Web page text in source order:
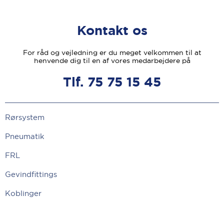
Kontakt os
For råd og vejledning er du meget velkommen til at
henvende dig til en af vores medarbejdere på
Tlf. 75 75 15 45
Rørsystem
Pneumatik
FRL
Gevindfittings
Koblinger